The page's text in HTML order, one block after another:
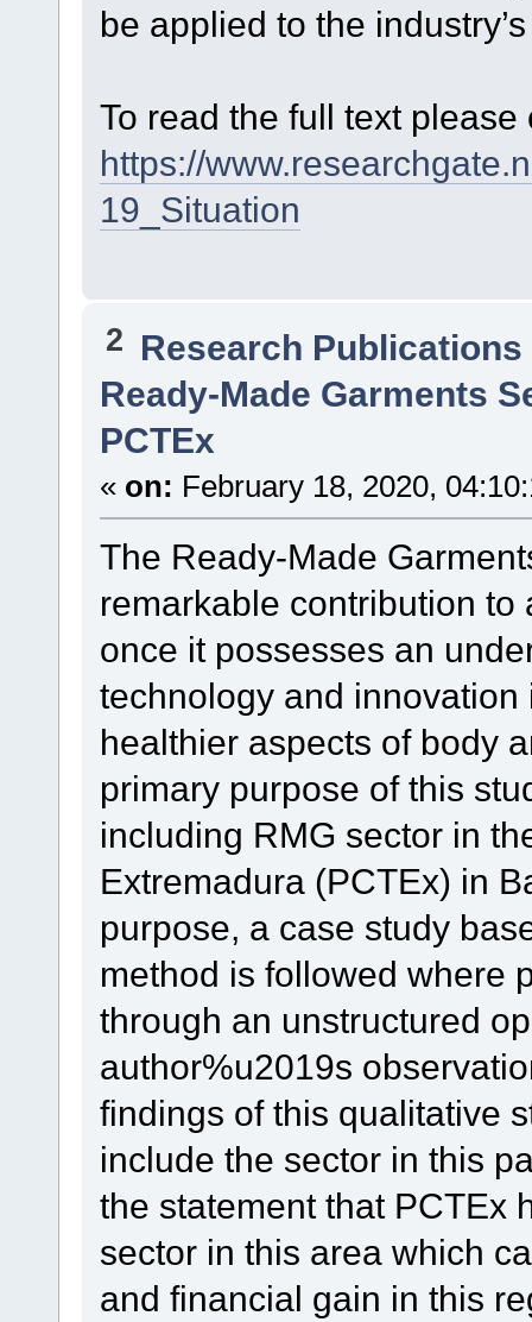
be applied to the
To read the full text please
https://
19_Situation
2 Research Publications
Ready-Made Garments
PCTEx
« on: February 18, 2020,
The Ready-Made
remarkable contribution
once it possesses an
technology and
healthier aspects of body
primary purpose of this
including RMG sector in
Extremadura (PCTEx) in
purpose, a case study
method is followed where
through an unstructured
author%u2019s
findings of this qualitative
include the sector in this
the statement that PCTEx
sector in this area which
and financial gain in this